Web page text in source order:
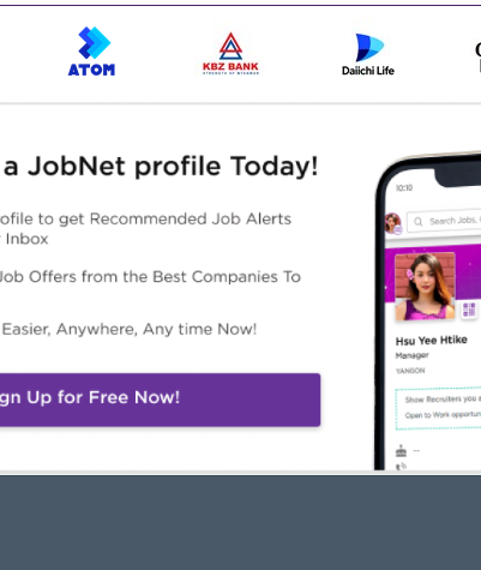
စ်ခုခုမှ ဘွဲ့ရရှိပြီးသူ
Career Opportunities
Opportunities for promotion
Possibility for job training
techniques